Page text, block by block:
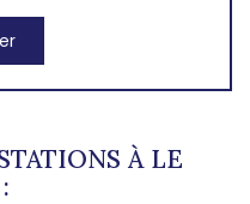
À LE